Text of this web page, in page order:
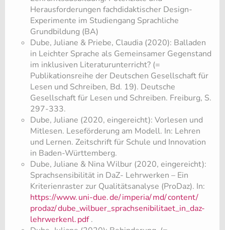
Herausforderungen fachdidaktischer Design-
Experimente im Studiengang Sprachliche
Grundbildung (BA)
Dube, Juliane & Priebe, Claudia (2020): Balladen
in Leichter Sprache als Gemeinsamer Gegenstand
im inklusiven Literaturunterricht? (=
Publikationsreihe der Deutschen Gesellschaft für
Lesen und Schreiben, Bd. 19). Deutsche
Gesellschaft für Lesen und Schreiben. Freiburg, S.
297-333.
Dube, Juliane (2020, eingereicht): Vorlesen und
Mitlesen. Leseförderung am Modell. In: Lehren
und Lernen. Zeitschrift für Schule und Innovation
in Baden-Württemberg.
Dube, Juliane & Nina Wilbur (2020, eingereicht):
Sprachsensibilität in DaZ- Lehrwerken – Ein
Kriterienraster zur Qualitätsanalyse (ProDaz). In:
https://www.uni-due.de/imperia/md/content/
prodaz/dube_wilbuer_sprachsenibilitaet_in_daz-
lehrwerkenl.pdf.